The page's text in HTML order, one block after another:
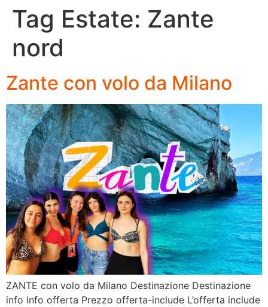
Tag Estate: Zante
nord
Zante con volo da Milano
ZANTE con volo da Milano Destinazione Destinazione
info Info offerta Prezzo offerta-include L’offerta include